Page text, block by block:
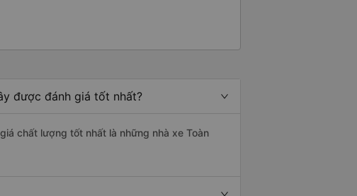
được đánh giá tốt nhất?
chất lượng tốt nhất là những nhà xe Toàn